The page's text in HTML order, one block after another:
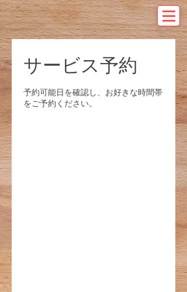
サービス予約
予約可能日を確認し、お好きな時間帯
をご予約ください。